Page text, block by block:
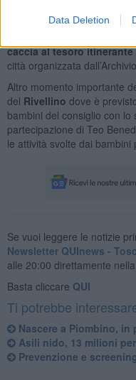
Data Deletion
mentre inpiazza
caccia al tesoro itinerante
città organizzata
Altro momento importante
del Rivellino dove è
bambini del consiglio con lo
partecipazione di Teo
le attività svolte dai bambini
Se vuoi leggere le notizie
Newsletter QUInews -
alle 20:00 direttamente
Basta cliccare QUI
Ti potrebbe
Nascere a Piombino, in
Asili nido, 13 milioni
Prevenzione e